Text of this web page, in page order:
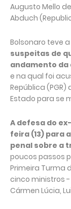
Augusto Mello
Abduch
Bolsonaro teve
suspeitas de
andamento da
e na qual foi
República
Estado para se
A defesa do
feira (13) para
penal sobre a
poucos passos
Primeira Turma
cinco ministros -
Cármen Lúcia,